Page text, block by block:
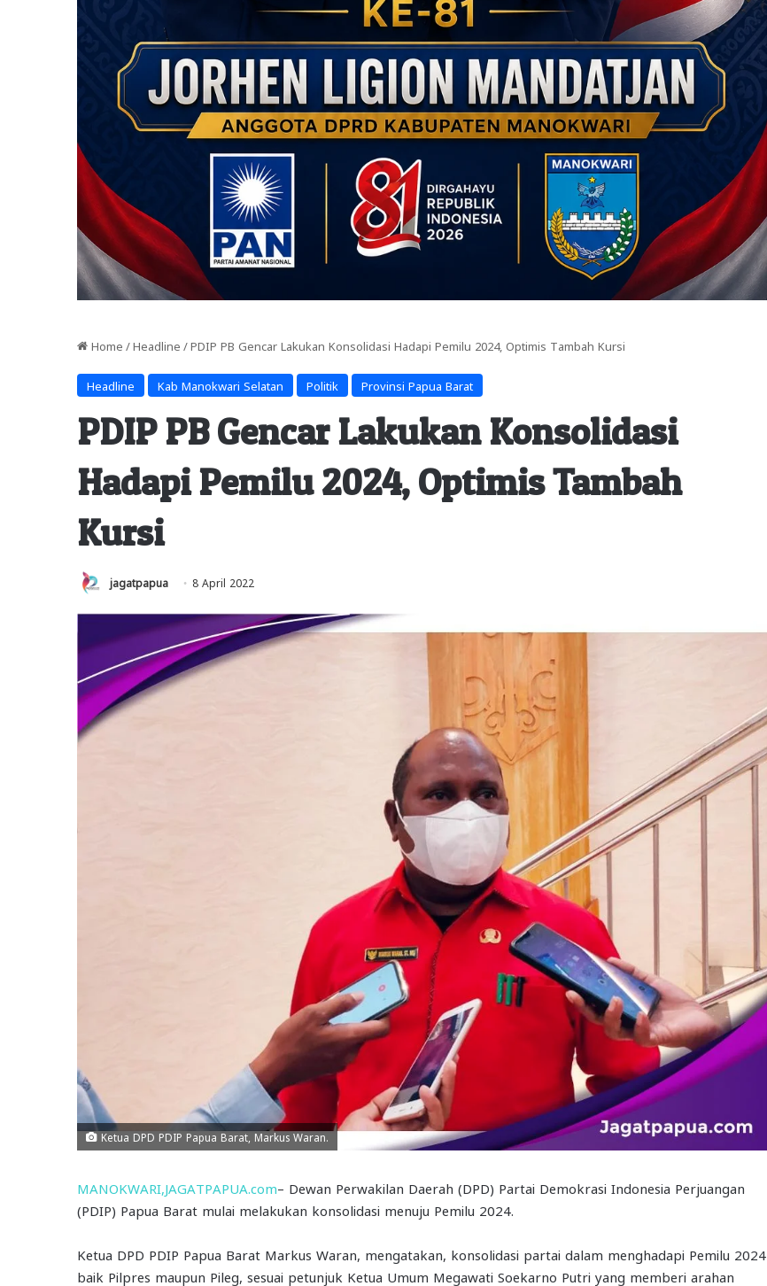
Home / Headline / PDIP PB Gencar Lakukan Konsolidasi Hadapi Pemilu 2024, Optimis Tambah Kursi
Headline Kab Manokwari Selatan Politik Provinsi Papua Barat
PDIP PB Gencar Lakukan Konsolidasi
Hadapi Pemilu 2024, Optimis Tambah
Kursi
jagatpapua 8 April 2022
Ketua DPD PDIP Papua Barat, Markus Waran.
MANOKWARI,JAGATPAPUA.com– Dewan Perwakilan Daerah (DPD) Partai Demokrasi Indonesia Perjuangan
(PDIP) Papua Barat mulai melakukan konsolidasi menuju Pemilu 2024.
Ketua DPD PDIP Papua Barat Markus Waran, mengatakan, konsolidasi partai dalam menghadapi Pemilu 2024
baik Pilpres maupun Pileg, sesuai petunjuk Ketua Umum Megawati Soekarno Putri yang memberi arahan